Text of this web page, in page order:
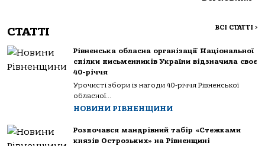
СТАТТІ ВСІ СТАТТІ >
Рівненська обласна організації Національної
спілки письменників України відзначила своє
40-річчя
Урочисті збори із нагоди 40-річчя Рівненської
обласної...
НОВИНИ РІВНЕНЩИНИ
Розпочався мандрівний табір «Стежками
князів Острозьких» на Рівненщині